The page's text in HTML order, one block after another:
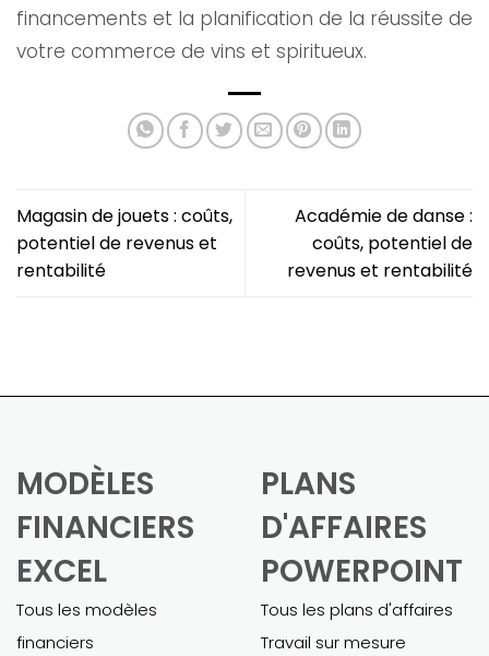
financements et la planification de la réussite de
votre commerce de vins et spiritueux.
Magasin de jouets : coûts,
potentiel de revenus et
rentabilité
Académie de danse :
coûts, potentiel de
revenus et rentabilité
MODÈLES
FINANCIERS
EXCEL
Tous les modèles
financiers
PLANS
D'AFFAIRES
POWERPOINT
Tous les plans d'affaires
Travail sur mesure